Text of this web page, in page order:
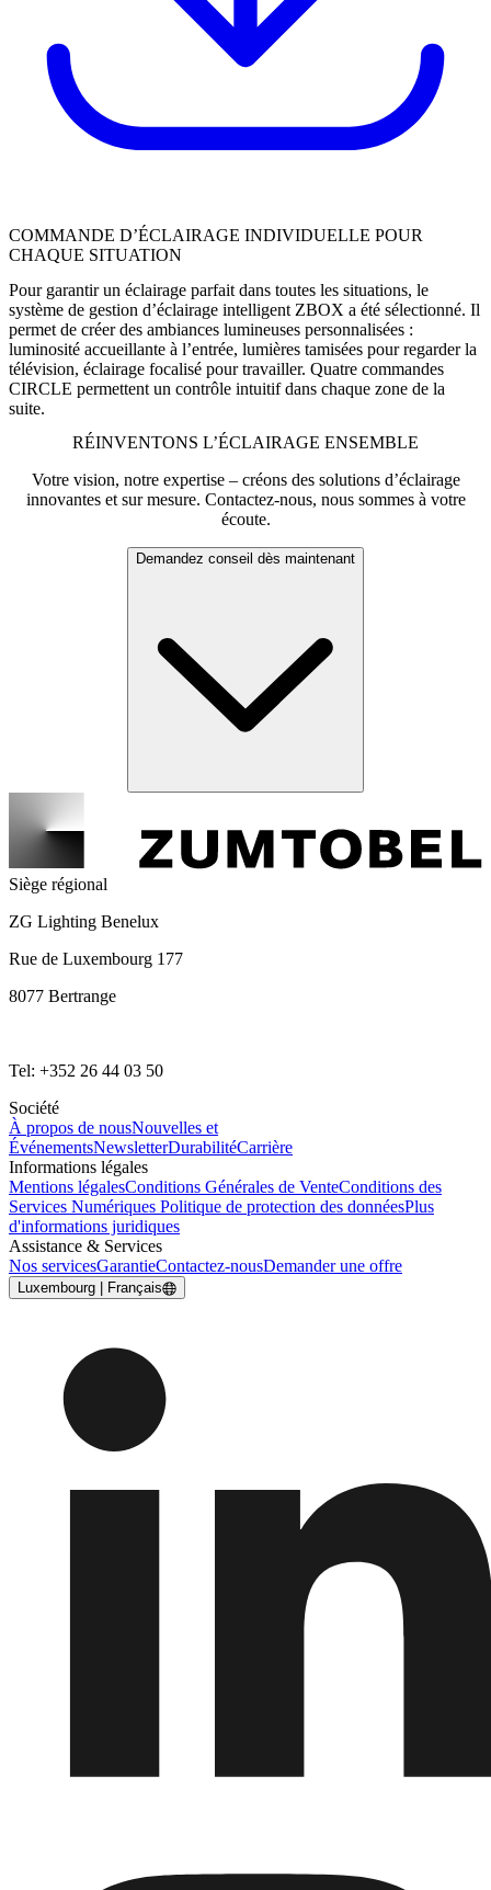
COMMANDE D’ÉCLAIRAGE INDIVIDUELLE POUR
CHAQUE SITUATION
Pour garantir un éclairage parfait dans toutes les situations, le
système de gestion d’éclairage intelligent ZBOX a été sélectionné. Il
permet de créer des ambiances lumineuses personnalisées :
luminosité accueillante à l’entrée, lumières tamisées pour regarder la
télévision, éclairage focalisé pour travailler. Quatre commandes
CIRCLE permettent un contrôle intuitif dans chaque zone de la
suite.
RÉINVENTONS L’ÉCLAIRAGE ENSEMBLE
Votre vision, notre expertise – créons des solutions d’éclairage
innovantes et sur mesure. Contactez-nous, nous sommes à votre
écoute.
Demandez conseil dès maintenant
Siège régional
ZG Lighting Benelux
Rue de Luxembourg 177
8077 Bertrange
Tel: +352 26 44 03 50
Société
À propos de nousNouvelles et
ÉvénementsNewsletterDurabilitéCarrière
Informations légales
Mentions légalesConditions Générales de VenteConditions des
Services Numériques Politique de protection des donnéesPlus
d'informations juridiques
Assistance & Services
Nos servicesGarantieContactez-nousDemander une offre
Luxembourg | Français